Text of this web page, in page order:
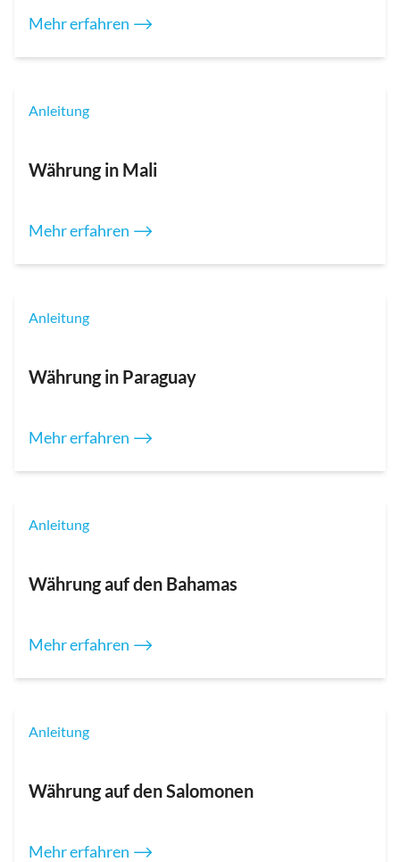
Mehr erfahren ⟶
Anleitung
Währung in Mali
Mehr erfahren ⟶
Anleitung
Währung in Paraguay
Mehr erfahren ⟶
Anleitung
Währung auf den Bahamas
Mehr erfahren ⟶
Anleitung
Währung auf den Salomonen
Mehr erfahren ⟶